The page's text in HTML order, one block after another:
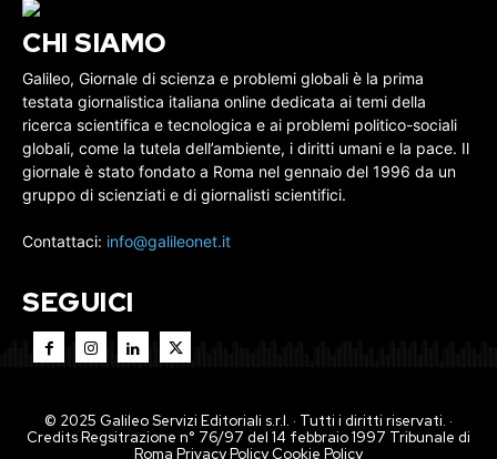
CHI SIAMO
Galileo, Giornale di scienza e problemi globali è la prima
testata giornalistica italiana online dedicata ai temi della
ricerca scientifica e tecnologica e ai problemi politico-sociali
globali, come la tutela dell’ambiente, i diritti umani e la pace. Il
giornale è stato fondato a Roma nel gennaio del 1996 da un
gruppo di scienziati e di giornalisti scientifici.
Contattaci: info@galileonet.it
SEGUICI
© 2025 Galileo Servizi Editoriali s.r.l. · Tutti i diritti riservati. ·
Credits Regsitrazione n° 76/97 del 14 febbraio 1997 Tribunale di
Roma Privacy PolicyCookie Policy